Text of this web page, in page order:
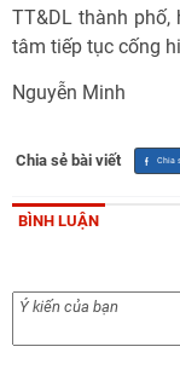
TT&DL thành phố,
tâm tiếp tục cống
Nguyễn Minh
Chia sẻ bài viết
BÌNH LUẬN